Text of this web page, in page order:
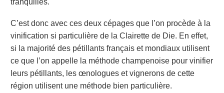
tranquilles.
C’est donc avec ces deux cépages que l’on procède à la
vinification si particulière de la Clairette de Die. En effet,
si la majorité des pétillants français et mondiaux utilisent
ce que l’on appelle la méthode champenoise pour vinifier
leurs pétillants, les œnologues et vignerons de cette
région utilisent une méthode bien particulière.